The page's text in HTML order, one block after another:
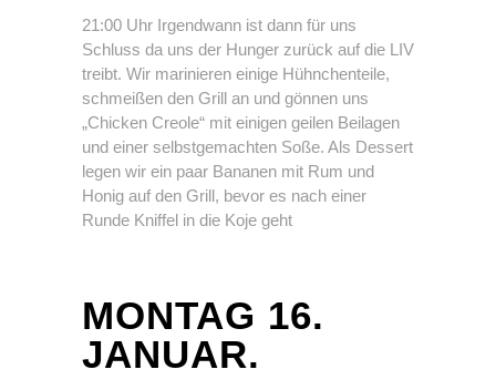
21:00 Uhr Irgendwann ist dann für uns
Schluss da uns der Hunger zurück auf die LIV
treibt. Wir marinieren einige Hühnchenteile,
schmeißen den Grill an und gönnen uns
„Chicken Creole“ mit einigen geilen Beilagen
und einer selbstgemachten Soße. Als Dessert
legen wir ein paar Bananen mit Rum und
Honig auf den Grill, bevor es nach einer
Runde Kniffel in die Koje geht
MONTAG 16.
JANUAR.